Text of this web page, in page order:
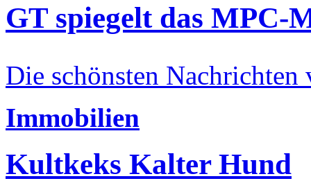
GT spiegelt das MPC-
Die schönsten Nachrichten
Immobilien
Kultkeks Kalter Hund